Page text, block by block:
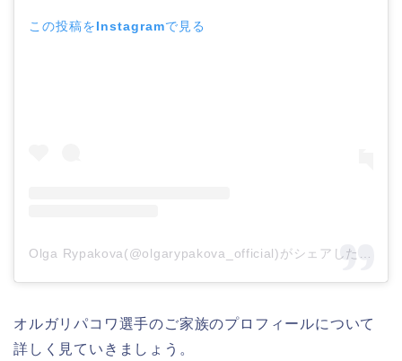
この投稿をInstagramで見る
Olga Rypakova(@olgarypakova_official)がシェアした投稿
オルガリパコワ選手のご家族のプロフィールについて
詳しく見ていきましょう。